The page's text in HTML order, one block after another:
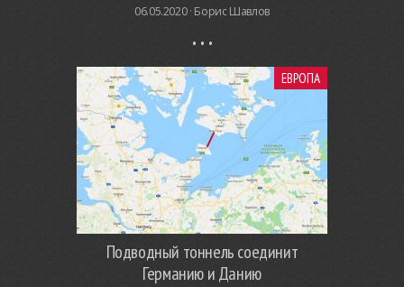
06.05.2020 · Борис Шавлов
ЕВРОПА
Подводный тоннель соединит
Германию и Данию